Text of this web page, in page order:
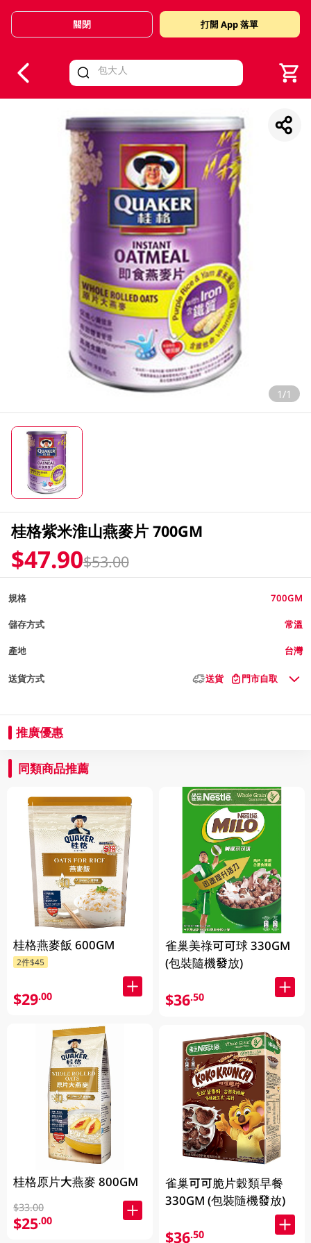
Valid Until 30 June 2026
關閉 打開 App 落單
1/1
桂格紫米淮山燕麥片 700GM
$47.90$53.00
規格 700GM
儲存方式 常溫
產地 台灣
送貨方式 送貨 門市自取
推廣優惠
同類商品推薦
桂格燕麥飯 600GM
2件$45
$29.00
桂格原片大燕麥 800GM
$33.00
$25.00
雀巢美祿可可球 330GM
(包裝隨機發放)
$36.50
雀巢可可脆片穀類早餐
330GM (包裝隨機發放)
$36.50